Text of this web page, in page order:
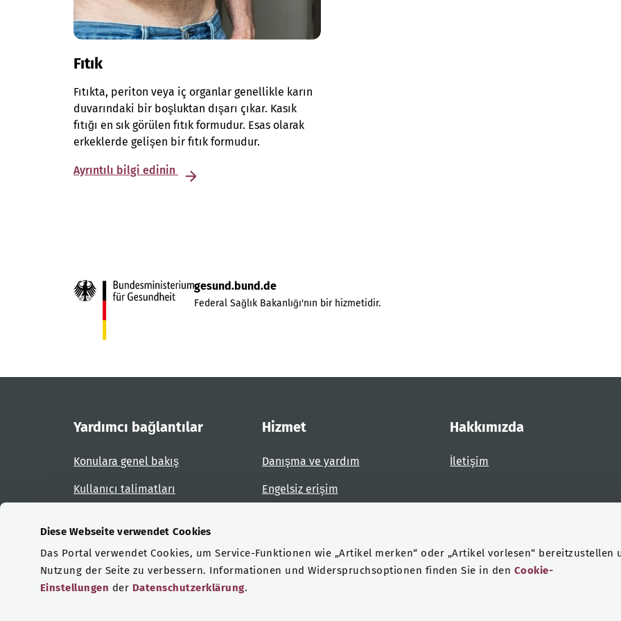
Diese Webseite verwendet Cookies
Das Portal verwendet Cookies, um Service-Funktionen wie „Artikel merken“ oder „Artikel vorlesen“ bereitzustellen
Nutzung der Seite zu verbessern. Informationen und Widerspruchsoptionen finden Sie in den Cookie-
Einstellungen der Datenschutzerklärung.
Fıtık
Fıtıkta, periton veya iç organlar genellikle karın
duvarındaki bir boşluktan dışarı çıkar. Kasık
fıtığı en sık görülen fıtık formudur. Esas olarak
erkeklerde gelişen bir fıtık formudur.
Ayrıntılı bilgi edinin
gesund.bund.de
Federal Sağlık Bakanlığı'nın bir hizmetidir.
Yardımcı bağlantılar
Konulara genel bakış
Kullanıcı talimatları
Hizmet
Danışma ve yardım
Engelsiz erişim
Hakkımızda
İletişim
Sertifikasyonlar